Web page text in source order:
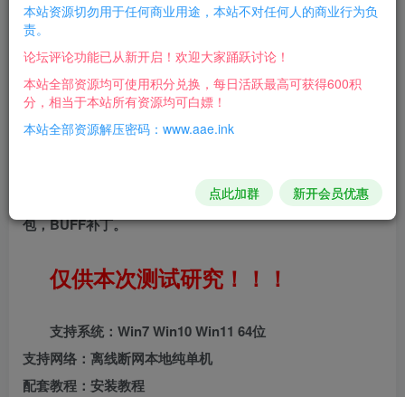
存6G即可正常运行，整合了几个使用补丁，单人副本，背
包，BUFF补丁。
仅供本次测试研究！！！
支持系统：Win7 Win10 Win11 64位
支持网络：离线断网本地纯单机
配套教程：安装教程
本站资源切勿用于任何商业用途，本站不对任何人的商业行为负
责。
论坛评论功能已从新开启！欢迎大家踊跃讨论！
本站全部资源均可使用积分兑换，每日活跃最高可获得600积
分，相当于本站所有资源均可白嫖！
本站全部资源解压密码：www.aae.ink
点此加群 新开会员优惠